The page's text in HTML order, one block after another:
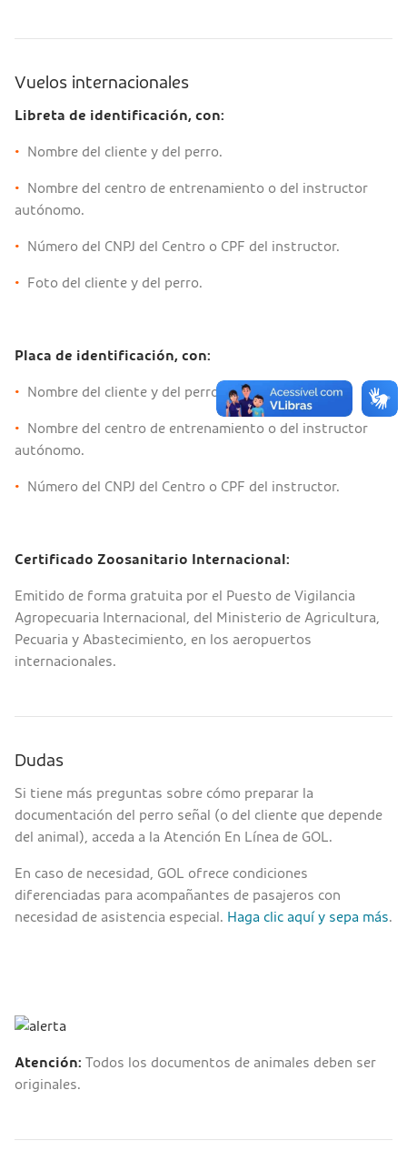
Vuelos internacionales
Libreta de identificación, con:
• Nombre del cliente y del perro.
•
Nombre del centro de entrenamiento o del instructor
autónomo.
• Número del CNPJ del Centro o CPF del instructor.
• Foto del cliente y del perro.
Placa de identificación, con:
• Nombre del cliente y del perro.
•
Nombre del centro de entrenamiento o del instructor
autónomo.
• Número del CNPJ del Centro o CPF del instructor.
Certificado Zoosanitario Internacional:
Emitido de forma gratuita por el Puesto de Vigilancia
Agropecuaria Internacional, del Ministerio de Agricultura,
Pecuaria y Abastecimiento, en los aeropuertos
internacionales.
Dudas
Si tiene más preguntas sobre cómo preparar la
documentación del perro señal (o del cliente que depende
del animal), acceda a la Atención En Línea de GOL.
En caso de necesidad, GOL ofrece condiciones
diferenciadas para acompañantes de pasajeros con
necesidad de asistencia especial. Haga clic aquí y sepa más.
Atención: Todos los documentos de animales deben ser
originales.